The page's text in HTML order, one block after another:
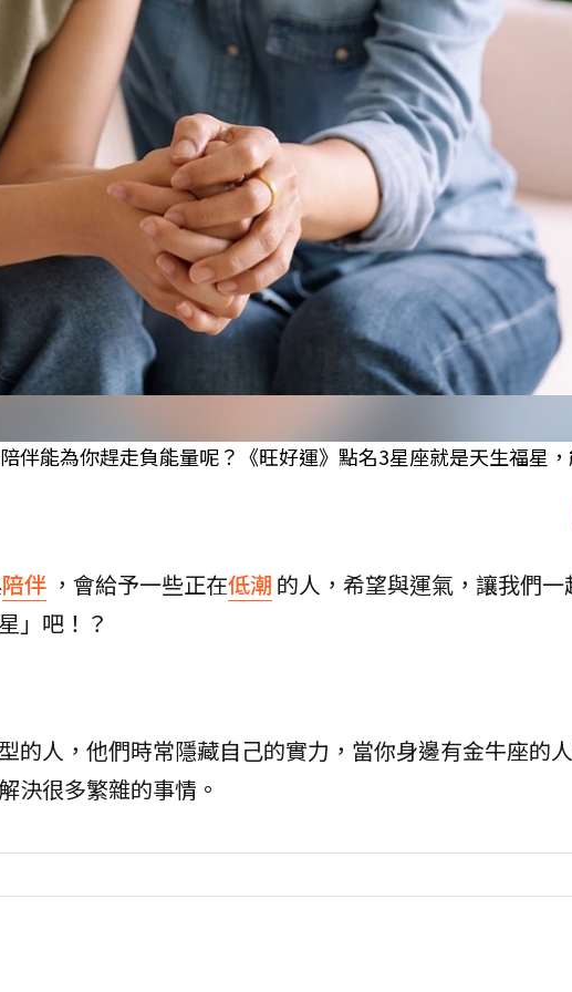
伴能為你趕走負能量呢？《旺好運》點名3星座就是天生福星
陪伴 ，會給予一些正在低潮 的人，希望與運氣，讓我們一
」吧！？
的人，他們時常隱藏自己的實力，當你身邊有金牛座的
決很多繁雜的事情。